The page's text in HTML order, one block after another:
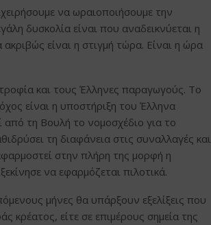
να ωραιοποιήσουμε την
δυσκολία είναι που αναδεικνύεται η
είναι η στιγμή τώρα. Είναι η ώρα
και τους Έλληνες παραγωγούς. Το
είναι η υποστήριξη του Έλληνα
από τη Βουλή το νομοσχέδιο για το
τη διαφάνεια στις συναλλαγές και
στην πλήρη της μορφή η
να εφαρμόζεται πιλοτικά.
μήνες θα υπάρξουν εξελίξεις που
κρέατος, είτε σε επιμέρους σημεία της